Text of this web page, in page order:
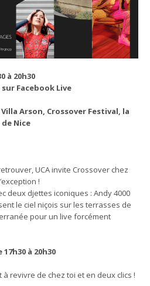
à 20h30
Facebook Live
Arson, Crossover Festival, la
de Nice
UCA invite Crossover chez
!
deux djettes iconiques : Andy 4000
pour un live forcément
à 20h30
revivre de chez toi et en deux clics !